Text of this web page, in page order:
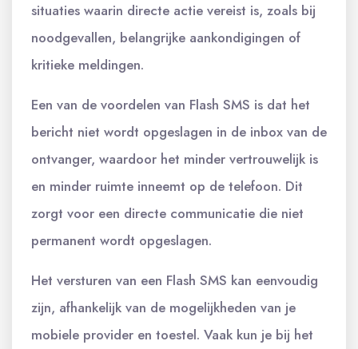
situaties waarin directe actie vereist is, zoals bij
noodgevallen, belangrijke aankondigingen of
kritieke meldingen.
Een van de voordelen van Flash SMS is dat het
bericht niet wordt opgeslagen in de inbox van de
ontvanger, waardoor het minder vertrouwelijk is
en minder ruimte inneemt op de telefoon. Dit
zorgt voor een directe communicatie die niet
permanent wordt opgeslagen.
Het versturen van een Flash SMS kan eenvoudig
zijn, afhankelijk van de mogelijkheden van je
mobiele provider en toestel. Vaak kun je bij het